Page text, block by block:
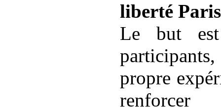
liberté Paris
Le but
propre